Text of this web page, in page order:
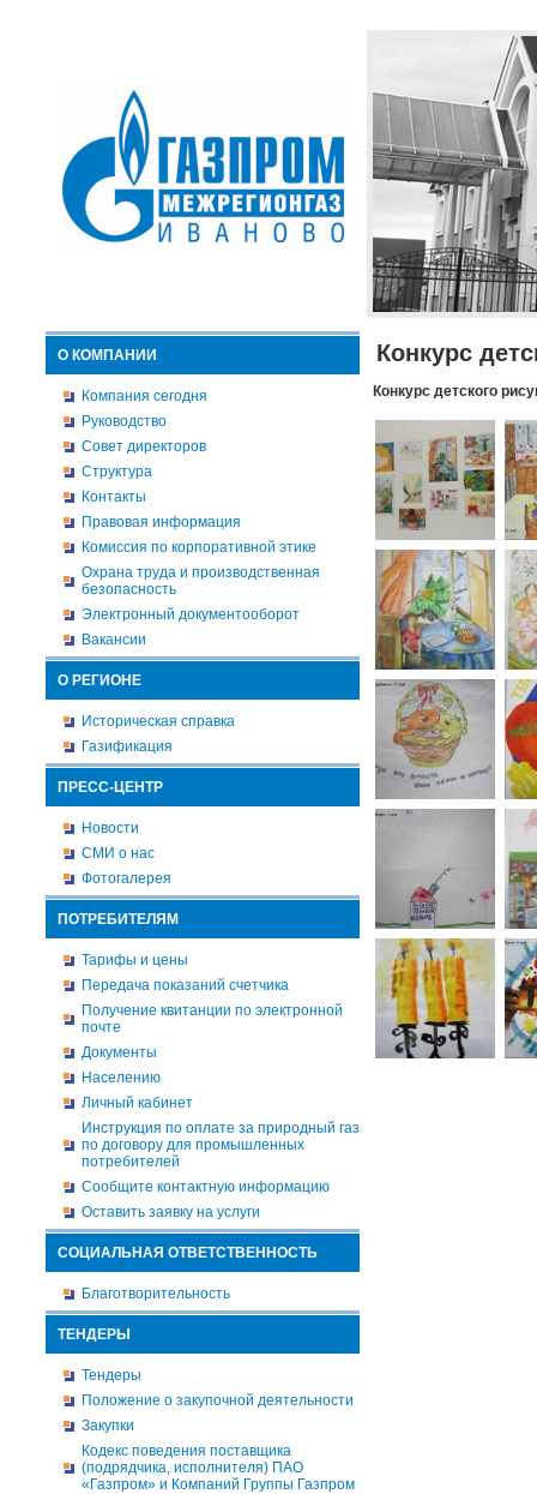
О КОМПАНИИ
Компания сегодня
Руководство
Совет директоров
Структура
Контакты
Правовая информация
Комиссия по корпоративной этике
Охрана труда и производственная
безопасность
Электронный документооборот
Вакансии
О РЕГИОНЕ
Историческая справка
Газификация
ПРЕСС-ЦЕНТР
Новости
СМИ о нас
Фотогалерея
ПОТРЕБИТЕЛЯМ
Тарифы и цены
Передача показаний счетчика
Получение квитанции по электронной
почте
Документы
Населению
Личный кабинет
Инструкция по оплате за природный газ
по договору для промышленных
потребителей
Сообщите контактную информацию
Оставить заявку на услуги
СОЦИАЛЬНАЯ ОТВЕТСТВЕННОСТЬ
Благотворительность
ТЕНДЕРЫ
Тендеры
Положение о закупочной деятельности
Закупки
Кодекс поведения поставщика
(подрядчика, исполнителя) ПАО
«Газпром» и Компаний Группы Газпром
Конкурс
Конкурс детского